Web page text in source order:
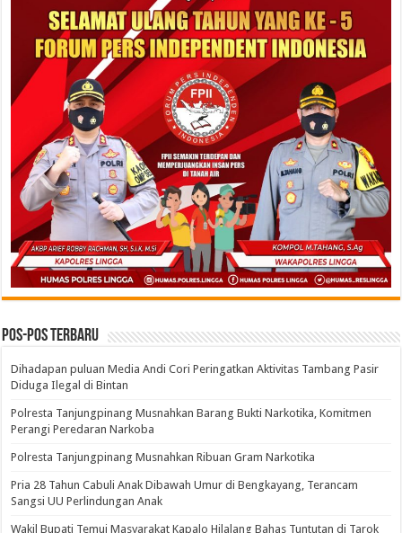
Pos-pos Terbaru
Dihadapan puluan Media Andi Cori Peringatkan Aktivitas Tambang Pasir
Diduga Ilegal di Bintan
Polresta Tanjungpinang Musnahkan Barang Bukti Narkotika, Komitmen
Perangi Peredaran Narkoba
Polresta Tanjungpinang Musnahkan Ribuan Gram Narkotika
Pria 28 Tahun Cabuli Anak Dibawah Umur di Bengkayang, Terancam
Sangsi UU Perlindungan Anak
Wakil Bupati Temui Masyarakat Kapalo Hilalang Bahas Tuntutan di Tarok